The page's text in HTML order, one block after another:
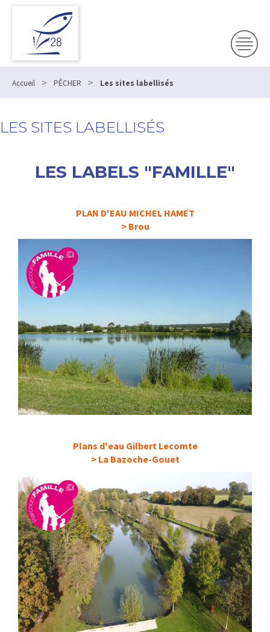
Accueil > PÊCHER > Les sites labellisés
LES SITES LABELLISÉS
LES LABELS "FAMILLE"
PLAN D'EAU MICHEL HAMET
> Brou
Plans d'eau Gilbert Lecomte
> La Bazoche-Gouet